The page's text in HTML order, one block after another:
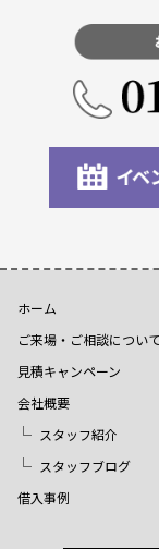
ホーム
ご来場・ご相談について
見積キャンペーン
会社概要
スタッフ紹介
スタッフブログ
借入事例